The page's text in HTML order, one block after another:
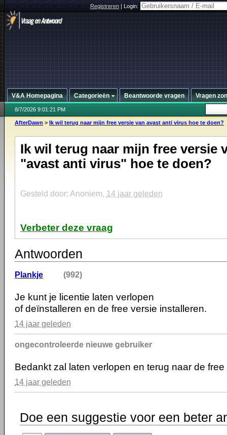
Registreren|Login:
V&A Homepagina Categorieën Beantwoorde vragen Vragen
8/7/2026 9:01:21 PM
AfterDawn > Ik wil terug naar mijn free versie van avast anti virus hoe te doen?
Ik wil terug naar mijn free versie
"avast anti virus" hoe te doen?
Gesteld door: Anoniem, 14 jaar geleden
Verbeter deze vraag
Antwoorden
Plankje (992)
Je kunt je licentie laten verlopen
of deïnstalleren en de free versie installeren.
14 jaar geleden
ongecontroleerde nieuwe gebruiker
Bedankt zal laten verlopen en terug naar de
14 jaar geleden
Doe een suggestie voor een beter